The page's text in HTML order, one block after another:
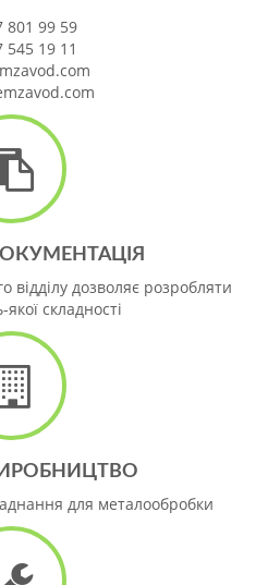
801 99 59
545 19 11
відділу дозволяє розробляти
складності
для металообробки